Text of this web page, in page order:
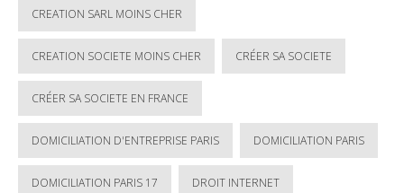
CREATION SARL MOINS CHER
CREATION SOCIETE MOINS CHER CRÉER SA SOCIETE
CRÉER SA SOCIETE EN FRANCE
DOMICILIATION D'ENTREPRISE PARIS DOMICILIATION PARIS
DOMICILIATION PARIS 17 DROIT INTERNET